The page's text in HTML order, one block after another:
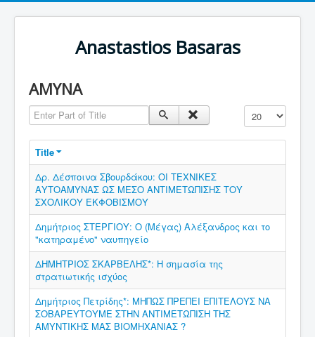
Anastastios Basaras
ΑΜΥΝΑ
Enter Part of Title Display #
Title
Δρ. Δέσποινα Σβουρδάκου: ΟΙ ΤΕΧΝΙΚΕΣ
ΑΥΤΟΑΜΥΝΑΣ ΩΣ ΜΕΣΟ ΑΝΤΙΜΕΤΩΠΙΣΗΣ ΤΟΥ
ΣΧΟΛΙΚΟΥ ΕΚΦΟΒΙΣΜΟΥ
Δημήτριος ΣΤΕΡΓΙΟΥ: Ο (Μέγας) Αλέξανδρος και το
"κατηραμένο" ναυπηγείο
ΔΗΜΗΤΡΙΟΣ ΣΚΑΡΒΕΛΗΣ*: Η σημασία της
στρατιωτικής ισχύος
Δημήτριος Πετρίδης*: ΜΗΠΩΣ ΠΡΕΠΕΙ ΕΠΙΤΕΛΟΥΣ ΝΑ
ΣΟΒΑΡΕΥΤΟΥΜΕ ΣΤΗΝ ΑΝΤΙΜΕΤΩΠΙΣΗ ΤΗΣ
ΑΜΥΝΤΙΚΗΣ ΜΑΣ ΒΙΟΜΗΧΑΝΙΑΣ ?